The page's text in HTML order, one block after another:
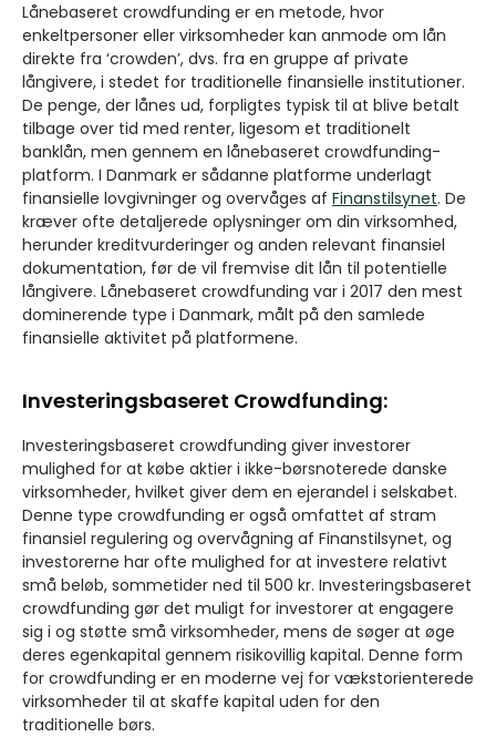
Lånebaseret crowdfunding er en metode, hvor
enkeltpersoner eller virksomheder kan anmode om lån
direkte fra ‘crowden’, dvs. fra en gruppe af private
långivere, i stedet for traditionelle finansielle institutioner.
De penge, der lånes ud, forpligtes typisk til at blive betalt
tilbage over tid med renter, ligesom et traditionelt
banklån, men gennem en lånebaseret crowdfunding-
platform. I Danmark er sådanne platforme underlagt
finansielle lovgivninger og overvåges af Finanstilsynet. De
kræver ofte detaljerede oplysninger om din virksomhed,
herunder kreditvurderinger og anden relevant finansiel
dokumentation, før de vil fremvise dit lån til potentielle
långivere. Lånebaseret crowdfunding var i 2017 den mest
dominerende type i Danmark, målt på den samlede
finansielle aktivitet på platformene.
Investeringsbaseret Crowdfunding:
Investeringsbaseret crowdfunding giver investorer
mulighed for at købe aktier i ikke-børsnoterede danske
virksomheder, hvilket giver dem en ejerandel i selskabet.
Denne type crowdfunding er også omfattet af stram
finansiel regulering og overvågning af Finanstilsynet, og
investorerne har ofte mulighed for at investere relativt
små beløb, sommetider ned til 500 kr. Investeringsbaseret
crowdfunding gør det muligt for investorer at engagere
sig i og støtte små virksomheder, mens de søger at øge
deres egenkapital gennem risikovillig kapital. Denne form
for crowdfunding er en moderne vej for vækstorienterede
virksomheder til at skaffe kapital uden for den
traditionelle børs.